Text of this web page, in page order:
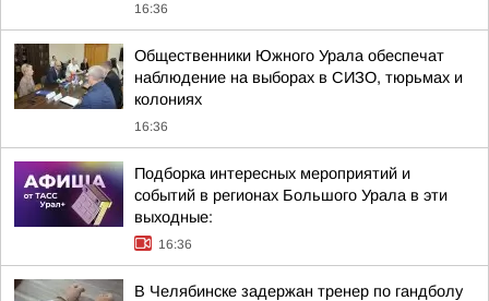
16:36
Общественники Южного Урала обеспечат
наблюдение на выборах в СИЗО, тюрьмах и
колониях
16:36
Подборка интересных мероприятий и
событий в регионах Большого Урала в эти
выходные:
16:36
В Челябинске задержан тренер по гандболу